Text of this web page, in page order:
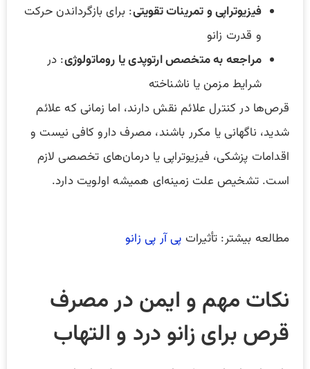
فیزیوتراپی و تمرینات تقویتی: برای بازگرداندن حرکت
و قدرت زانو
مراجعه به متخصص ارتوپدی یا روماتولوژی: در
شرایط مزمن یا ناشناخته
قرص‌ها در کنترل علائم نقش دارند، اما زمانی که علائم
شدید، ناگهانی یا مکرر باشند، مصرف دارو کافی نیست و
اقدامات پزشکی، فیزیوتراپی یا درمان‌های تخصصی لازم
است. تشخیص علت زمینه‌ای همیشه اولویت دارد.
مطالعه بیشتر: تأثیرات پی آر پی زانو
نکات مهم و ایمن در مصرف
قرص برای زانو درد و التهاب